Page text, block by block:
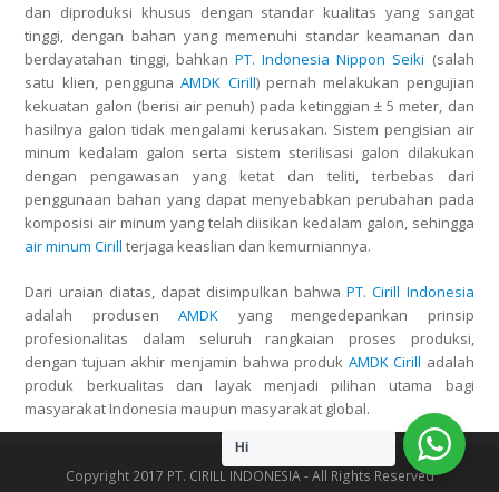
dan diproduksi khusus dengan standar kualitas yang sangat
tinggi, dengan bahan yang memenuhi standar keamanan dan
berdayatahan tinggi, bahkan PT. Indonesia Nippon Seiki (salah
satu klien, penggunaAMDK Cirill) pernah melakukan pengujian
kekuatan galon (berisi air penuh) pada ketinggian ± 5 meter, dan
hasilnya galon tidak mengalami kerusakan. Sistem pengisian air
minum kedalam galon serta sistem sterilisasi galon dilakukan
dengan pengawasan yang ketat dan teliti, terbebas dari
penggunaan bahan yang dapat menyebabkan perubahan pada
komposisi air minum yang telah diisikan kedalam galon, sehingga
air minum Cirill terjaga keaslian dan kemurniannya.
Dari uraian diatas, dapat disimpulkan bahwaPT. Cirill Indonesia
adalah produsenAMDK yang mengedepankan prinsip
profesionalitas dalam seluruh rangkaian proses produksi,
dengan tujuan akhir menjamin bahwa produk AMDK Cirill adalah
produk berkualitas dan layak menjadi pilihan utama bagi
masyarakat Indonesia maupun masyarakat global.
Copyright 2017 PT. CIRILL INDONESIA - All Rights Reserved
Hi